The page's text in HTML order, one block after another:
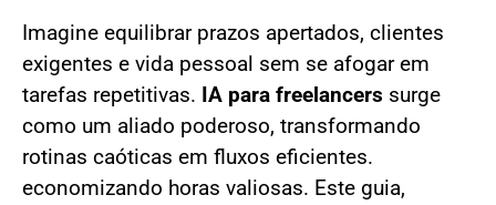
Imagine equilibrar prazos apertados, clientes
exigentes e vida pessoal sem se afogar em
tarefas repetitivas. IA para freelancers surge
como um aliado poderoso, transformando
rotinas caóticas em fluxos eficientes.
economizando horas valiosas. Este guia,